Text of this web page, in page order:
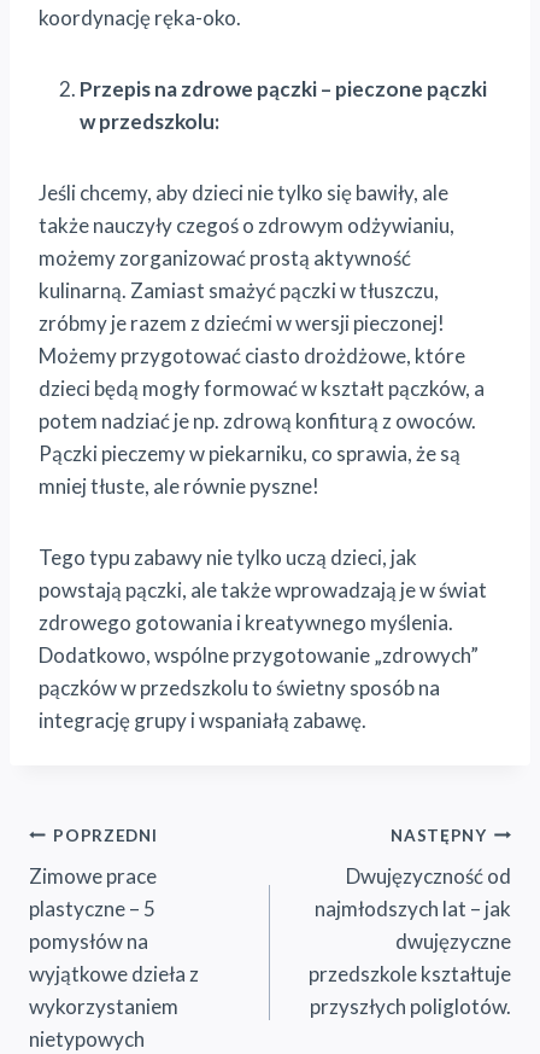
koordynację ręka-oko.
Przepis na zdrowe pączki – pieczone pączki
w przedszkolu:
Jeśli chcemy, aby dzieci nie tylko się bawiły, ale
także nauczyły czegoś o zdrowym odżywianiu,
możemy zorganizować prostą aktywność
kulinarną. Zamiast smażyć pączki w tłuszczu,
zróbmy je razem z dziećmi w wersji pieczonej!
Możemy przygotować ciasto drożdżowe, które
dzieci będą mogły formować w kształt pączków, a
potem nadziać je np. zdrową konfiturą z owoców.
Pączki pieczemy w piekarniku, co sprawia, że są
mniej tłuste, ale równie pyszne!
Tego typu zabawy nie tylko uczą dzieci, jak
powstają pączki, ale także wprowadzają je w świat
zdrowego gotowania i kreatywnego myślenia.
Dodatkowo, wspólne przygotowanie „zdrowych”
pączków w przedszkolu to świetny sposób na
integrację grupy i wspaniałą zabawę.
Nawigacja
wpisu
POPRZEDNI
Zimowe prace
plastyczne – 5
pomysłów na
wyjątkowe dzieła z
wykorzystaniem
nietypowych
NASTĘPNY
Dwujęzyczność od
najmłodszych lat – jak
dwujęzyczne
przedszkole kształtuje
przyszłych poliglotów.